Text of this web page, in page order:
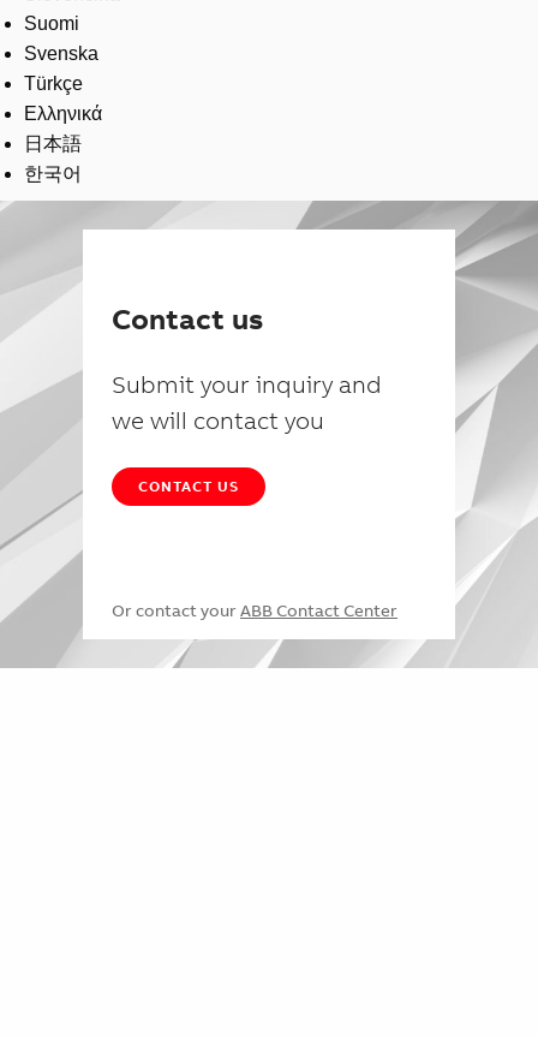
Suomi
Svenska
Türkçe
Ελληνικά
日本語
한국어
Contact us
Submit your inquiry and
we will contact you
CONTACT US
Or contact your ABB Contact Center